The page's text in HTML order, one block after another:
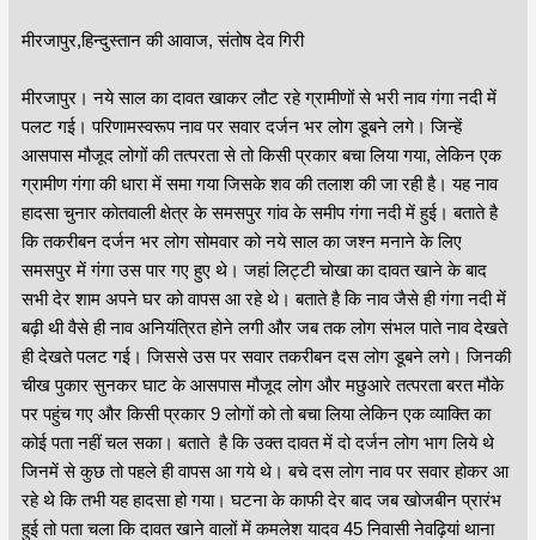
मीरजापुर,हिन्दुस्तान की आवाज, संतोष देव गिरी
मीरजापुर। नये साल का दावत खाकर लौट रहे ग्रामीणों से भरी नाव गंगा नदी में
पलट गई। परिणामस्वरूप नाव पर सवार दर्जन भर लोग डूबने लगे। जिन्हें
आसपास मौजूद लोगों की तत्परता से तो किसी प्रकार बचा लिया गया, लेकिन एक
ग्रामीण गंगा की धारा में समा गया जिसके शव की तलाश की जा रही है। यह नाव
हादसा चुनार कोतवाली क्षेत्र के समसपुर गांव के समीप गंगा नदी में हुई। बताते है
कि तकरीबन दर्जन भर लोग सोमवार को नये साल का जश्न मनाने के लिए
समसपुर में गंगा उस पार गए हुए थे। जहां लिट्टी चोखा का दावत खाने के बाद
सभी देर शाम अपने घर को वापस आ रहे थे। बताते है कि नाव जैसे ही गंगा नदी में
बढ़ी थी वैसे ही नाव अनियंत्रित होने लगी और जब तक लोग संभल पाते नाव देखते
ही देखते पलट गई। जिससे उस पर सवार तकरीबन दस लोग डूबने लगे। जिनकी
चीख पुकार सुनकर घाट के आसपास मौजूद लोग और मछुआरे तत्परता बरत मौके
पर पहुंच गए और किसी प्रकार 9 लोगों को तो बचा लिया लेकिन एक व्याक्ति का
कोई पता नहीं चल सका। बताते है कि उक्त दावत में दो दर्जन लोग भाग लिये थे
जिनमें से कुछ तो पहले ही वापस आ गये थे। बचे दस लोग नाव पर सवार होकर आ
रहे थे कि तभी यह हादसा हो गया। घटना के काफी देर बाद जब खोजबीन प्रारंभ
हुई तो पता चला कि दावत खाने वालों में कमलेश यादव 45 निवासी नेवढ़ियां थाना